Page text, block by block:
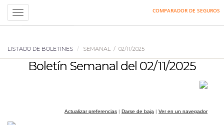
Toggle
navigation
COMPARADOR DE SEGUROS
LISTADO DE BOLETINES SEMANAL / 02/11/2025
Boletín Semanal del 02/11/2025
Actualizar preferencias | Darse de baja | Ver en un navegador